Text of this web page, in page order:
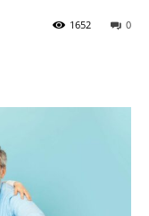
0
1652